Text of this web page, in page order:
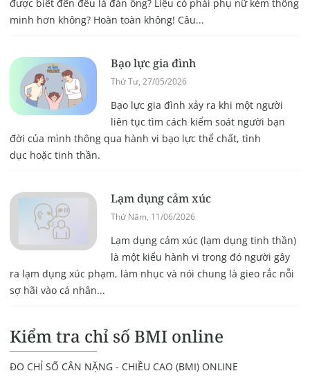
được biết đến đều là đàn ông? Liệu có phải phụ nữ kém thông
minh hơn không? Hoàn toàn không! Câu...
Bạo lực gia đình
Thứ Tư, 27/05/2026
Bạo lực gia đình xảy ra khi một người
liên tục tìm cách kiểm soát người bạn
đời của mình thông qua hành vi bạo lực thể chất, tình
dục hoặc tinh thần.
Lạm dụng cảm xúc
Thứ Năm, 11/06/2026
Lạm dụng cảm xúc (lạm dụng tinh thần)
là một kiểu hành vi trong đó người gây
ra lạm dụng xúc phạm, làm nhục và nói chung là gieo rắc nỗi
sợ hãi vào cá nhân...
Kiểm tra chỉ số BMI online
ĐO CHỈ SỐ CÂN NẶNG - CHIỀU CAO (BMI) ONLINE